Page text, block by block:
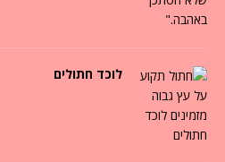
לוכד חתולים